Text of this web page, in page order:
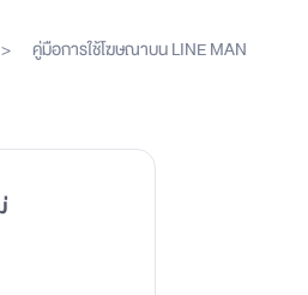
> คู่มือการใช้โฆษณาบน LINE MAN